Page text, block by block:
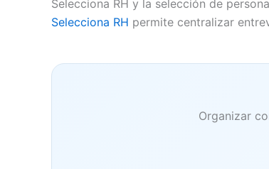
Selecciona RH y la selección de
Selecciona RH permite centralizar
Organizar